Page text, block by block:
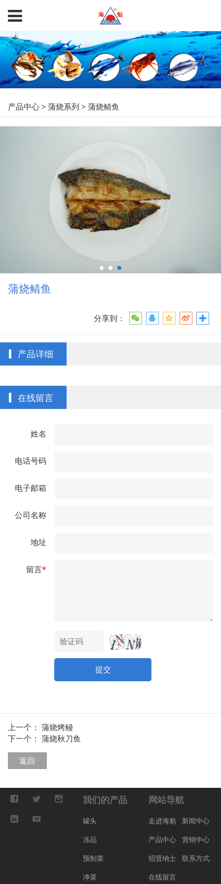
蒲烧鲭鱼
产品中心>蒲烧系列 >蒲烧鲭鱼
蒲烧鲭鱼
分享到：
产品详细
在线留言
姓名
电话号码
电子邮箱
公司名称
地址
留言*
提交
上一个： 蒲烧烤鳗
下一个： 蒲烧秋刀鱼
返回
我们的产品
罐头
冻品
预制菜
净菜
网站导航
走进海魁
新闻中心
产品中心
营销中心
招贤纳士
联系方式
在线留言